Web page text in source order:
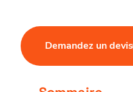
Demandez un devis